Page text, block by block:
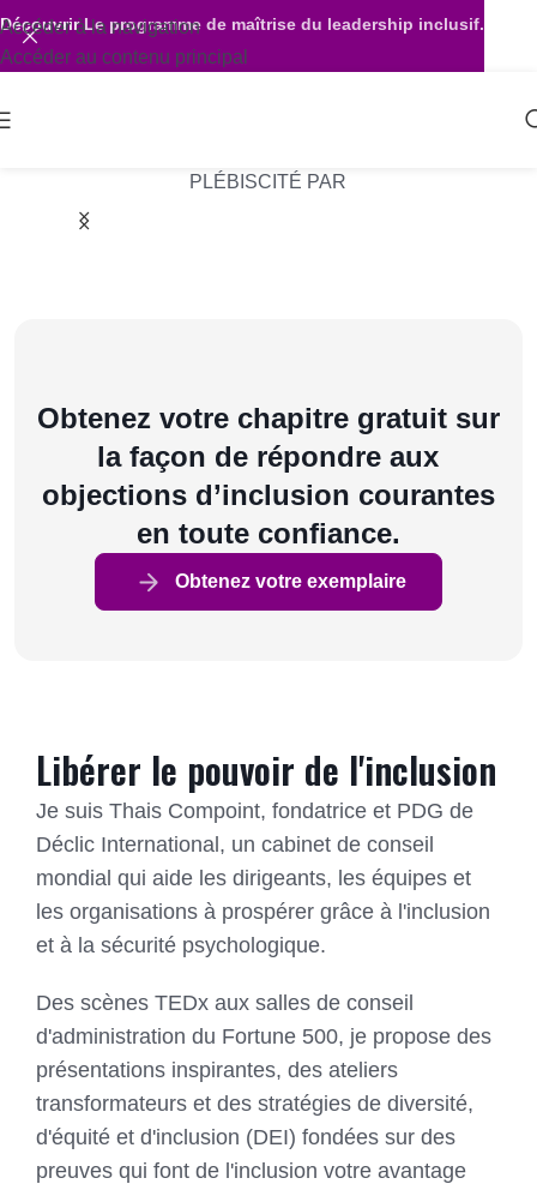
Accéder à la navigation
Accéder au contenu principal
PLÉBISCITÉ PAR
Obtenez votre chapitre gratuit sur
la façon de répondre aux
objections d’inclusion courantes
en toute confiance.
Obtenez votre exemplaire
Libérer le pouvoir de l'inclusion
Je suis Thais Compoint, fondatrice et PDG de
Déclic International, un cabinet de conseil
mondial qui aide les dirigeants, les équipes et
les organisations à prospérer grâce à l'inclusion
et à la sécurité psychologique.
Des scènes TEDx aux salles de conseil
d'administration du Fortune 500, je propose des
présentations inspirantes, des ateliers
transformateurs et des stratégies de diversité,
d'équité et d'inclusion (DEI) fondées sur des
preuves qui font de l'inclusion votre avantage
DécouvrirLe programme de maîtrise du leadership inclusif.